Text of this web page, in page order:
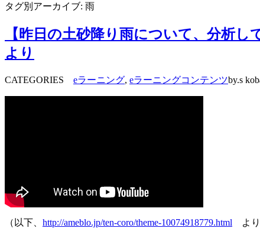
タグ別アーカイブ: 雨
【昨日の土砂降り雨について、分析
より
CATEGORIES eラーニング, eラーニングコンテンツby.s
（以下、 http://ameblo.jp/ten-coro/theme-10074918779.html より